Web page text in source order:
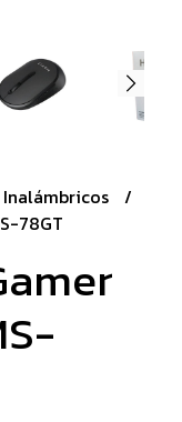
Inalámbricos
78GT